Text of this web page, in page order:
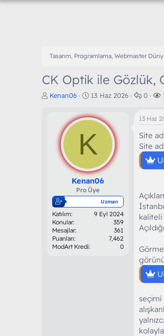
Tasarım, Programlama, Webmaster
CK Optik ile Gözlük,
K
a
n
Kenan06
B
ş
l
n
g
ç
t
a
r
h
13 Haz 2026
C
a
p
l
a
0
n
l
K
Kenan06
Pro Üye
Uzman
Katılım
9 Eyl 2024
Konular
359
Mesajlar
361
Puanları
7,462
ModArt Kredi
0
13 Haz
Site
Site
kaliteli
seçimi